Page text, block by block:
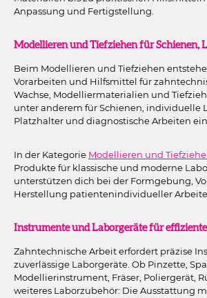
Anpassung und Fertigstellung.
Modellieren und Tiefziehen für Schienen,
Beim Modellieren und Tiefziehen
Vorarbeiten und Hilfsmittel für
Wachse, Modelliermaterialien und
unter anderem für Schienen, individuelle
Platzhalter und diagnostische Arbeiten
In der Kategorie Modellieren und
Produkte für klassische und moderne
unterstützen dich bei der Formgebung,
Herstellung patientenindividueller
Instrumente und Laborgeräte für
Zahntechnische Arbeit erfordert präzise
zuverlässige Laborgeräte. Ob Pinzette,
Modellierinstrument, Fräser, Poliergerät,
weiteres Laborzubehör: Die Ausstattung